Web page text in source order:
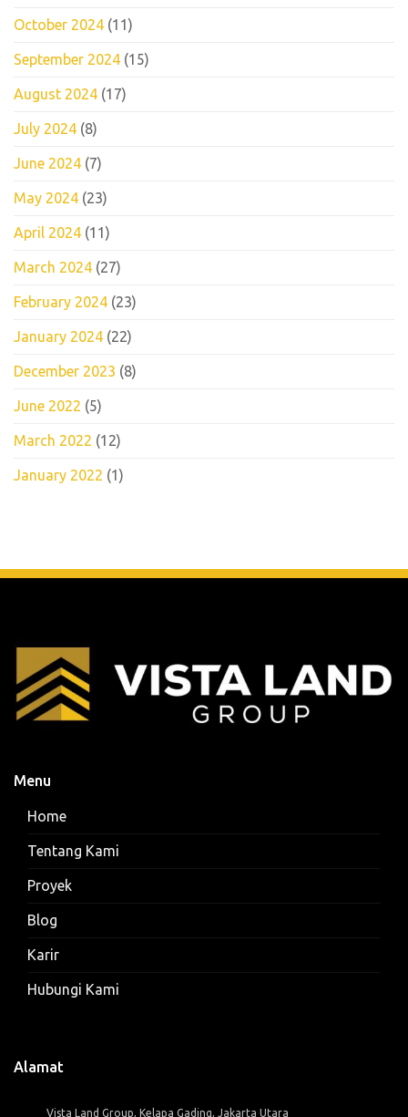
October 2024 (11)
September 2024 (15)
August 2024 (17)
July 2024 (8)
June 2024 (7)
May 2024 (23)
April 2024 (11)
March 2024 (27)
February 2024 (23)
January 2024 (22)
December 2023 (8)
June 2022 (5)
March 2022 (12)
January 2022 (1)
Menu
Home
Tentang Kami
Proyek
Blog
Karir
Hubungi Kami
Alamat
Vista Land Group, Kelapa Gading, Jakarta Utara